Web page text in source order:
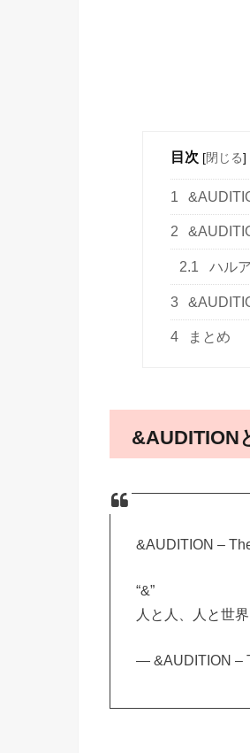
目次 [閉じる]
1
2
2.1 ハル
3
4 まとめ
&AUDITION
&AUDITION –
“&”
人と人、人と世
— &AUDITION –